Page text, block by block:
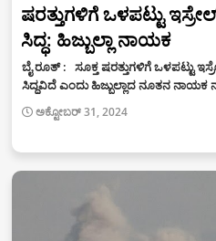
ಷರತ್ತುಗಳಿಗೆ ಒಳಪಟ್ಟು
ಸಿದ್ಧ: ಹಿಜ್ಬುಲ್ಲಾ ನಾಯಕ
ಬೈ ರೂತ್ : ಸೂಕ್ತ ಷರತ್ತುಗಳಿಗೆ ಒಳಪಟ್ಟು
ಸಿದ್ಧವಿದೆ ಎಂದು ಹಿಜ್ಬುಲ್ಲಾದ ನೂತನ
ಅಕ್ಟೋಬರ್ 31, 2024